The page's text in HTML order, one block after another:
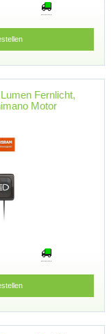
Fernlicht,
Motor